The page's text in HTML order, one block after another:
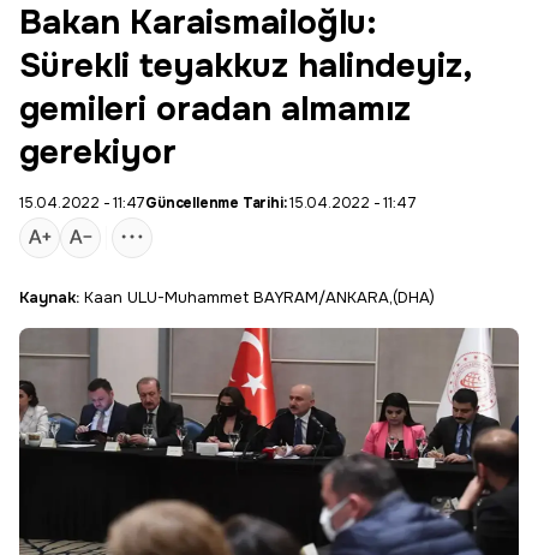
Bakan Karaismailoğlu:
Sürekli teyakkuz halindeyiz,
gemileri oradan almamız
gerekiyor
15.04.2022 - 11:47Güncellenme Tarihi:15.04.2022 - 11:47
Kaynak: Kaan ULU-Muhammet BAYRAM/ANKARA,(DHA)